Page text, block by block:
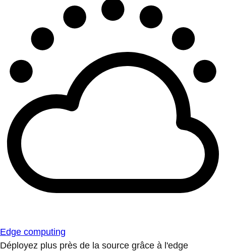
Edge computing
Déployez plus près de la source grâce à l'edge